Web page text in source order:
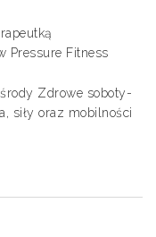
Pressure Fitness
Zdrowe soboty-
siły oraz mobilności